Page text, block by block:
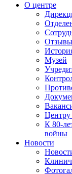
О центре
Музей
Центру
К 80-
войны
Новости